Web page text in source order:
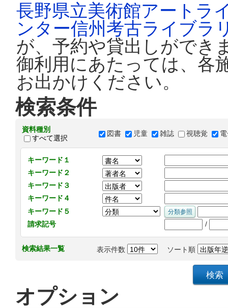
長野県立美術館アートラ
ンター信州考古ライブラ
が、予約や貸出しができ
御利用にあたっては、各
お出かけください。
検索条件
資料種別
すべて選択
図書 児童 雑誌 視聴覚
キーワード１
キーワード２
キーワード３
キーワード４
キーワード５
請求記号
/
検索結果一覧 表示件数 ソート順
オプション